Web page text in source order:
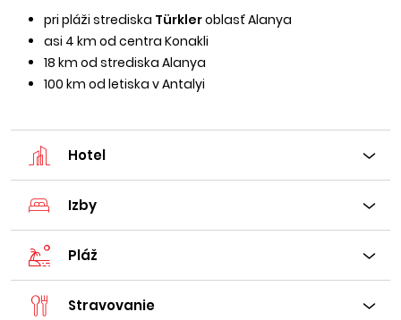
pri pláži strediska Türkleroblasť Alanya
asi 4 km od centra Konakli
18 km od strediska Alanya
100 km od letiska v Antalyi
Hotel
Izby
Pláž
Stravovanie